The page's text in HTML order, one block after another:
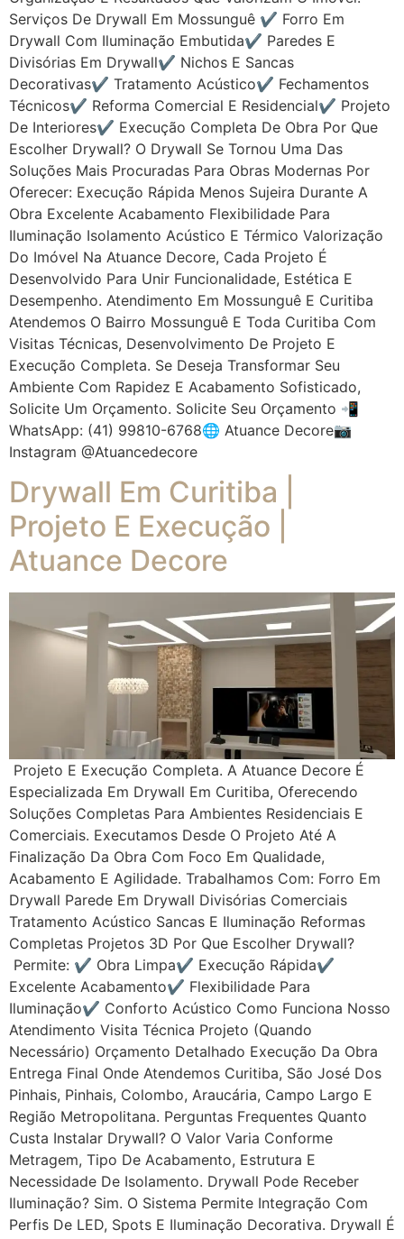
Serviços De Drywall Em Mossunguê ✔ Forro Em
Drywall Com Iluminação Embutida✔ Paredes E
Divisórias Em Drywall✔ Nichos E Sancas
Decorativas✔ Tratamento Acústico✔ Fechamentos
Técnicos✔ Reforma Comercial E Residencial✔ Projeto
De Interiores✔ Execução Completa De Obra Por Que
Escolher Drywall? O Drywall Se Tornou Uma Das
Soluções Mais Procuradas Para Obras Modernas Por
Oferecer: Execução Rápida Menos Sujeira Durante A
Obra Excelente Acabamento Flexibilidade Para
Iluminação Isolamento Acústico E Térmico Valorização
Do Imóvel Na Atuance Decore, Cada Projeto É
Desenvolvido Para Unir Funcionalidade, Estética E
Desempenho. Atendimento Em Mossunguê E Curitiba
Atendemos O Bairro Mossunguê E Toda Curitiba Com
Visitas Técnicas, Desenvolvimento De Projeto E
Execução Completa. Se Deseja Transformar Seu
Ambiente Com Rapidez E Acabamento Sofisticado,
Solicite Um Orçamento. Solicite Seu Orçamento 📲
WhatsApp: (41) 99810-6768🌐 Atuance Decore📷
Instagram @atuancedecore
Drywall Em Curitiba |
Projeto E Execução |
Atuance Decore
Projeto E Execução Completa. A Atuance Decore É
Especializada Em Drywall Em Curitiba, Oferecendo
Soluções Completas Para Ambientes Residenciais E
Comerciais. Executamos Desde O Projeto Até A
Finalização Da Obra Com Foco Em Qualidade,
Acabamento E Agilidade. Trabalhamos Com: Forro Em
Drywall Parede Em Drywall Divisórias Comerciais
Tratamento Acústico Sancas E Iluminação Reformas
Completas Projetos 3D Por Que Escolher Drywall?
Permite: ✔ Obra Limpa✔ Execução Rápida✔
Excelente Acabamento✔ Flexibilidade Para
Iluminação✔ Conforto Acústico Como Funciona Nosso
Atendimento Visita Técnica Projeto (quando
Necessário) Orçamento Detalhado Execução Da Obra
Entrega Final Onde Atendemos Curitiba, São José Dos
Pinhais, Pinhais, Colombo, Araucária, Campo Largo E
Região Metropolitana. Perguntas Frequentes Quanto
Custa Instalar Drywall? O Valor Varia Conforme
Metragem, Tipo De Acabamento, Estrutura E
Necessidade De Isolamento. Drywall Pode Receber
Iluminação? Sim. O Sistema Permite Integração Com
Perfis De LED, Spots E Iluminação Decorativa. Drywall É